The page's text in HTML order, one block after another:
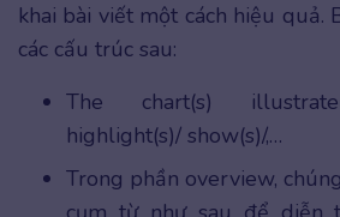
khai bài viết một cách hiệu quả.
các cấu trúc sau:
The chart(s)
highlight(s)/ show(s)/,…
Trong phần overview,